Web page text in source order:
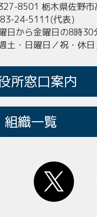
8501 栃木県佐野
24-5111(代表)
日から金曜日の8時
土・日曜日／祝・休
所窓口案内
組織一覧